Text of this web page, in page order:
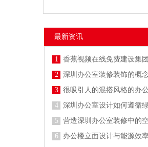
最新资讯
1
香蕉视频在线免费建设集团
2
深圳办公室装修装饰的概念
3
很吸引人的混搭风格的办
4
深圳办公室设计如何遵循
5
营造深圳办公室装修中的
6
办公楼立面设计与能源效